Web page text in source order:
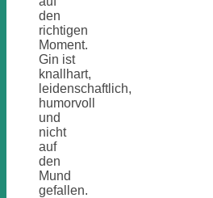
den
richtigen
Moment.
Gin ist
knallhart,
leidenschaftlich,
humorvoll
und
nicht
auf
den
Mund
gefallen.